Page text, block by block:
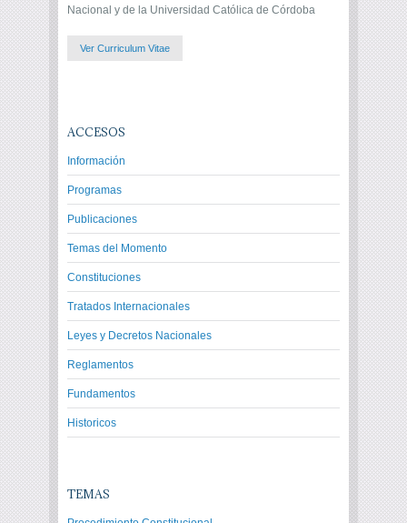
Nacional y de la Universidad Católica de Córdoba
Ver Curriculum Vitae
ACCESOS
Información
Programas
Publicaciones
Temas del Momento
Constituciones
Tratados Internacionales
Leyes y Decretos Nacionales
Reglamentos
Fundamentos
Historicos
TEMAS